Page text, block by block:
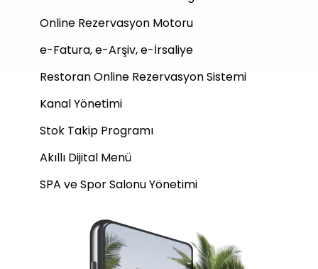
Online Rezervasyon Motoru
e-Fatura, e-Arşiv, e-İrsaliye
Restoran Online Rezervasyon Sistemi
Kanal Yönetimi
Stok Takip Programı
Akıllı Dijital Menü
SPA ve Spor Salonu Yönetimi